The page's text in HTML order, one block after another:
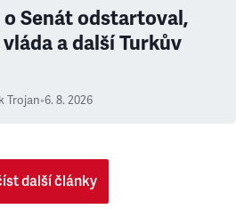
Senát odstartoval,
a další Turkův
Trojan•6. 8. 2026
další články